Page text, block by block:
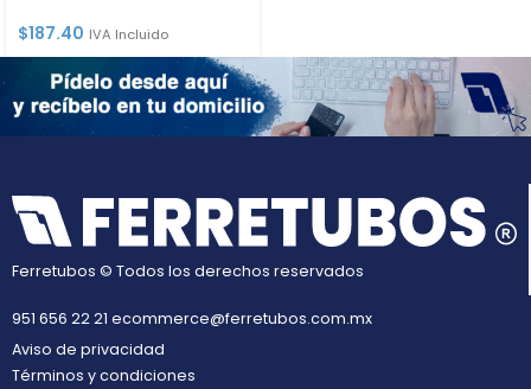
$187.40 IVA Incluido
Ferretubos © Todos los derechos reservados
951 656 22 21 ecommerce@ferretubos.com.mx
Aviso de privacidad
Términos y condiciones